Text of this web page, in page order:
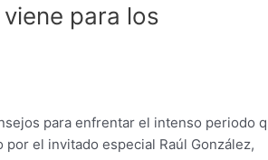
para los
para enfrentar el intenso periodo
el invitado especial Raúl González,